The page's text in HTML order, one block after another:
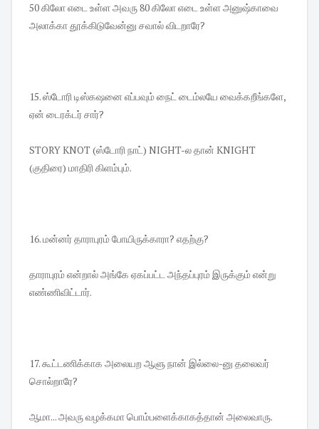
50 கிலோ எடை உள்ள அவரு 80 கிலோ எடை உள்ள அனுஷ்காவை
அலாக்கா தூக்கிடுவேன்னு சவால் விடறாரே?
15. ஸ்டோரி டிஸ்கஷனை எப்பவும் நைட் டைம்லயே வைக்கறீங்களே,
ஏன் டைரக்டர் சார்?
STORY KNOT (ஸ்டோரி நாட்) NIGHT-ல தான் KNIGHT
(குதிரை) மாதிரி கிளம்பும்.
16. மன்னர் தாராபுரம் போயிருக்காரா? எதற்கு?
தாராபுரம் என்றால் அங்கே ஏகப்பட்ட அந்தப்புரம் இருக்கும் என்று
எண்ணிவிட்டார்.
17. கூட்டணிக்காக அலையற ஆளு நான் இல்லை-னு தலைவர்
சொல்றாரே?
ஆமா... அவரு வழக்கமா பொம்பளைக்காகத்தான் அலைவாரு.